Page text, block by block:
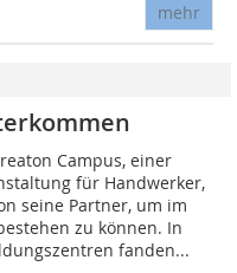
mehr
Campus, einer
für Handwerker,
seine Partner, um im
zu können. In
fanden...